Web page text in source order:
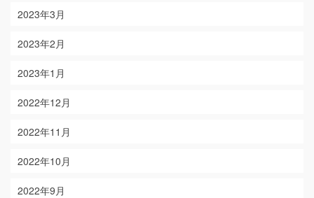
2023年3月
2023年2月
2023年1月
2022年12月
2022年11月
2022年10月
2022年9月